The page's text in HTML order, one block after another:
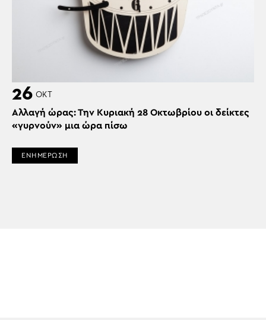
26 ΟΚΤ
Αλλαγή ώρας: Την Κυριακή 28 Οκτωβρίου οι δείκτες
«γυρνούν» μια ώρα πίσω
ΕΝΗΜΕΡΩΣΗ